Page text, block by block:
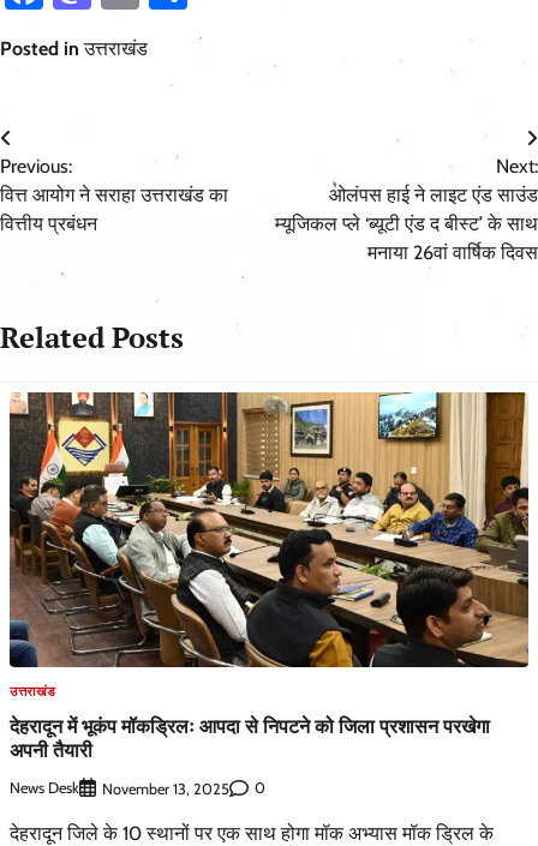
Posted inउत्तराखंड
Post
navigation
Previous:
वित्त आयोग ने सराहा उत्तराखंड का
वित्तीय प्रबंधन
Next:
ओलंपस हाई ने लाइट एंड साउंड
म्यूजिकल प्ले ‘ब्यूटी एंड द बीस्ट’ के साथ
मनाया 26वां वार्षिक दिवस
Related Posts
उत्तराखंड
देहरादून में भूकंप मॉकड्रिलः आपदा से निपटने को जिला प्रशासन परखेगा
अपनी तैयारी
News Desk November 13, 2025 0
देहरादून जिले के 10 स्थानों पर एक साथ होगा मॉक अभ्यास मॉक ड्रिल के